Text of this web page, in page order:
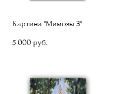
Картина "Мимозы 3"
5 000 pуб.